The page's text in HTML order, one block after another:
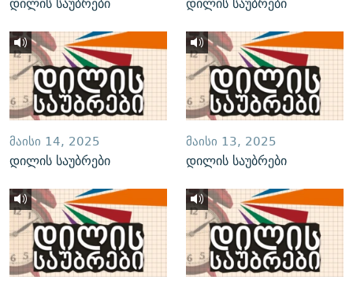
ᲛᲐᲘᲡᲘ 14, 2025
დილის საუბრები
ᲛᲐᲘᲡᲘ 13, 2025
დილის საუბრები